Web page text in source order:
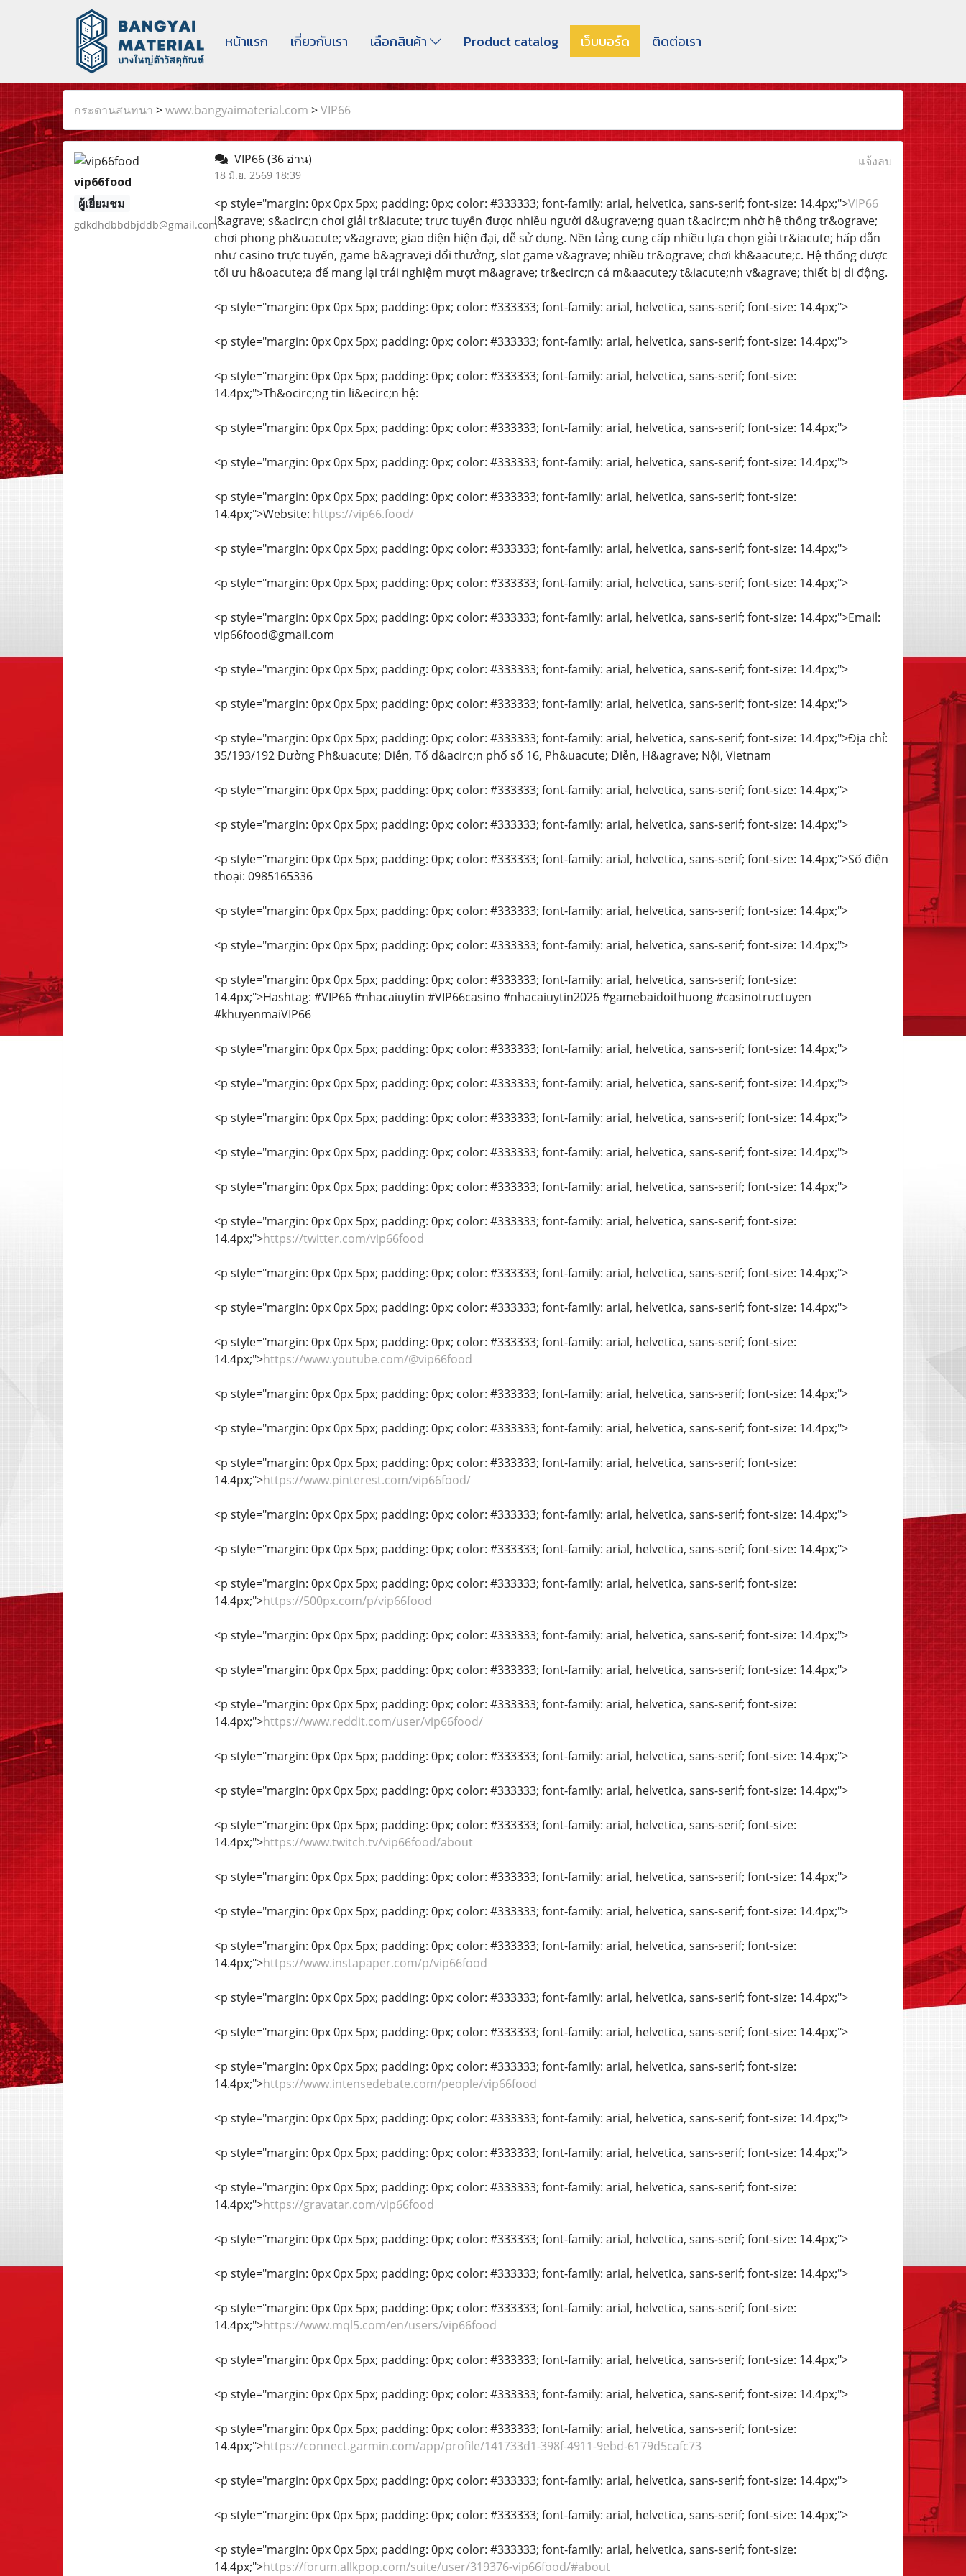
หน้าแรก เกี่ยวกับเรา เลือกสินค้า Product catalog เว็บบอร์ด ติดต่อเรา
กระดานสนทนา >www.bangyaimaterial.com >VIP66
vip66food
ผู้เยี่ยมชม
gdkdhdbbdbjddb@gmail.com
VIP66(36 อ่าน)
18 มิ.ย. 2569 18:39
แจ้งลบ
<p style="margin: 0px 0px 5px; padding: 0px; color: #333333; font-family: arial, helvetica, sans-serif; font-size: 14.4px;">VIP66
l&agrave; s&acirc;n chơi giải tr&iacute; trực tuyến được nhiều người d&ugrave;ng quan t&acirc;m nhờ hệ thống tr&ograve;
chơi phong ph&uacute; v&agrave; giao diện hiện đại, dễ sử dụng. Nền tảng cung cấp nhiều lựa chọn giải tr&iacute; hấp dẫn
như casino trực tuyến, game b&agrave;i đổi thưởng, slot game v&agrave; nhiều tr&ograve; chơi kh&aacute;c. Hệ thống được
tối ưu h&oacute;a để mang lại trải nghiệm mượt m&agrave; tr&ecirc;n cả m&aacute;y t&iacute;nh v&agrave; thiết bị di động.
<p style="margin: 0px 0px 5px; padding: 0px; color: #333333; font-family: arial, helvetica, sans-serif; font-size: 14.4px;">
<p style="margin: 0px 0px 5px; padding: 0px; color: #333333; font-family: arial, helvetica, sans-serif; font-size: 14.4px;">
<p style="margin: 0px 0px 5px; padding: 0px; color: #333333; font-family: arial, helvetica, sans-serif; font-size:
14.4px;">Th&ocirc;ng tin li&ecirc;n hệ:
<p style="margin: 0px 0px 5px; padding: 0px; color: #333333; font-family: arial, helvetica, sans-serif; font-size: 14.4px;">
<p style="margin: 0px 0px 5px; padding: 0px; color: #333333; font-family: arial, helvetica, sans-serif; font-size: 14.4px;">
<p style="margin: 0px 0px 5px; padding: 0px; color: #333333; font-family: arial, helvetica, sans-serif; font-size:
14.4px;">Website: https://vip66.food/
<p style="margin: 0px 0px 5px; padding: 0px; color: #333333; font-family: arial, helvetica, sans-serif; font-size: 14.4px;">
<p style="margin: 0px 0px 5px; padding: 0px; color: #333333; font-family: arial, helvetica, sans-serif; font-size: 14.4px;">
<p style="margin: 0px 0px 5px; padding: 0px; color: #333333; font-family: arial, helvetica, sans-serif; font-size: 14.4px;">Email:
vip66food@gmail.com
<p style="margin: 0px 0px 5px; padding: 0px; color: #333333; font-family: arial, helvetica, sans-serif; font-size: 14.4px;">
<p style="margin: 0px 0px 5px; padding: 0px; color: #333333; font-family: arial, helvetica, sans-serif; font-size: 14.4px;">
<p style="margin: 0px 0px 5px; padding: 0px; color: #333333; font-family: arial, helvetica, sans-serif; font-size: 14.4px;">Địa chỉ:
35/193/192 Đường Ph&uacute; Diễn, Tổ d&acirc;n phố số 16, Ph&uacute; Diễn, H&agrave; Nội, Vietnam
<p style="margin: 0px 0px 5px; padding: 0px; color: #333333; font-family: arial, helvetica, sans-serif; font-size: 14.4px;">
<p style="margin: 0px 0px 5px; padding: 0px; color: #333333; font-family: arial, helvetica, sans-serif; font-size: 14.4px;">
<p style="margin: 0px 0px 5px; padding: 0px; color: #333333; font-family: arial, helvetica, sans-serif; font-size: 14.4px;">Số điện
thoại: 0985165336
<p style="margin: 0px 0px 5px; padding: 0px; color: #333333; font-family: arial, helvetica, sans-serif; font-size: 14.4px;">
<p style="margin: 0px 0px 5px; padding: 0px; color: #333333; font-family: arial, helvetica, sans-serif; font-size: 14.4px;">
<p style="margin: 0px 0px 5px; padding: 0px; color: #333333; font-family: arial, helvetica, sans-serif; font-size:
14.4px;">Hashtag: #VIP66 #nhacaiuytin #VIP66casino #nhacaiuytin2026 #gamebaidoithuong #casinotructuyen
#khuyenmaiVIP66
<p style="margin: 0px 0px 5px; padding: 0px; color: #333333; font-family: arial, helvetica, sans-serif; font-size: 14.4px;">
<p style="margin: 0px 0px 5px; padding: 0px; color: #333333; font-family: arial, helvetica, sans-serif; font-size: 14.4px;">
<p style="margin: 0px 0px 5px; padding: 0px; color: #333333; font-family: arial, helvetica, sans-serif; font-size: 14.4px;">
<p style="margin: 0px 0px 5px; padding: 0px; color: #333333; font-family: arial, helvetica, sans-serif; font-size: 14.4px;">
<p style="margin: 0px 0px 5px; padding: 0px; color: #333333; font-family: arial, helvetica, sans-serif; font-size: 14.4px;">
<p style="margin: 0px 0px 5px; padding: 0px; color: #333333; font-family: arial, helvetica, sans-serif; font-size:
14.4px;">https://twitter.com/vip66food
<p style="margin: 0px 0px 5px; padding: 0px; color: #333333; font-family: arial, helvetica, sans-serif; font-size: 14.4px;">
<p style="margin: 0px 0px 5px; padding: 0px; color: #333333; font-family: arial, helvetica, sans-serif; font-size: 14.4px;">
<p style="margin: 0px 0px 5px; padding: 0px; color: #333333; font-family: arial, helvetica, sans-serif; font-size:
14.4px;">https://www.youtube.com/@vip66food
<p style="margin: 0px 0px 5px; padding: 0px; color: #333333; font-family: arial, helvetica, sans-serif; font-size: 14.4px;">
<p style="margin: 0px 0px 5px; padding: 0px; color: #333333; font-family: arial, helvetica, sans-serif; font-size: 14.4px;">
<p style="margin: 0px 0px 5px; padding: 0px; color: #333333; font-family: arial, helvetica, sans-serif; font-size:
14.4px;">https://www.pinterest.com/vip66food/
<p style="margin: 0px 0px 5px; padding: 0px; color: #333333; font-family: arial, helvetica, sans-serif; font-size: 14.4px;">
<p style="margin: 0px 0px 5px; padding: 0px; color: #333333; font-family: arial, helvetica, sans-serif; font-size: 14.4px;">
<p style="margin: 0px 0px 5px; padding: 0px; color: #333333; font-family: arial, helvetica, sans-serif; font-size:
14.4px;">https://500px.com/p/vip66food
<p style="margin: 0px 0px 5px; padding: 0px; color: #333333; font-family: arial, helvetica, sans-serif; font-size: 14.4px;">
<p style="margin: 0px 0px 5px; padding: 0px; color: #333333; font-family: arial, helvetica, sans-serif; font-size: 14.4px;">
<p style="margin: 0px 0px 5px; padding: 0px; color: #333333; font-family: arial, helvetica, sans-serif; font-size:
14.4px;">https://www.reddit.com/user/vip66food/
<p style="margin: 0px 0px 5px; padding: 0px; color: #333333; font-family: arial, helvetica, sans-serif; font-size: 14.4px;">
<p style="margin: 0px 0px 5px; padding: 0px; color: #333333; font-family: arial, helvetica, sans-serif; font-size: 14.4px;">
<p style="margin: 0px 0px 5px; padding: 0px; color: #333333; font-family: arial, helvetica, sans-serif; font-size:
14.4px;">https://www.twitch.tv/vip66food/about
<p style="margin: 0px 0px 5px; padding: 0px; color: #333333; font-family: arial, helvetica, sans-serif; font-size: 14.4px;">
<p style="margin: 0px 0px 5px; padding: 0px; color: #333333; font-family: arial, helvetica, sans-serif; font-size: 14.4px;">
<p style="margin: 0px 0px 5px; padding: 0px; color: #333333; font-family: arial, helvetica, sans-serif; font-size:
14.4px;">https://www.instapaper.com/p/vip66food
<p style="margin: 0px 0px 5px; padding: 0px; color: #333333; font-family: arial, helvetica, sans-serif; font-size: 14.4px;">
<p style="margin: 0px 0px 5px; padding: 0px; color: #333333; font-family: arial, helvetica, sans-serif; font-size: 14.4px;">
<p style="margin: 0px 0px 5px; padding: 0px; color: #333333; font-family: arial, helvetica, sans-serif; font-size:
14.4px;">https://www.intensedebate.com/people/vip66food
<p style="margin: 0px 0px 5px; padding: 0px; color: #333333; font-family: arial, helvetica, sans-serif; font-size: 14.4px;">
<p style="margin: 0px 0px 5px; padding: 0px; color: #333333; font-family: arial, helvetica, sans-serif; font-size: 14.4px;">
<p style="margin: 0px 0px 5px; padding: 0px; color: #333333; font-family: arial, helvetica, sans-serif; font-size:
14.4px;">https://gravatar.com/vip66food
<p style="margin: 0px 0px 5px; padding: 0px; color: #333333; font-family: arial, helvetica, sans-serif; font-size: 14.4px;">
<p style="margin: 0px 0px 5px; padding: 0px; color: #333333; font-family: arial, helvetica, sans-serif; font-size: 14.4px;">
<p style="margin: 0px 0px 5px; padding: 0px; color: #333333; font-family: arial, helvetica, sans-serif; font-size:
14.4px;">https://www.mql5.com/en/users/vip66food
<p style="margin: 0px 0px 5px; padding: 0px; color: #333333; font-family: arial, helvetica, sans-serif; font-size: 14.4px;">
<p style="margin: 0px 0px 5px; padding: 0px; color: #333333; font-family: arial, helvetica, sans-serif; font-size: 14.4px;">
<p style="margin: 0px 0px 5px; padding: 0px; color: #333333; font-family: arial, helvetica, sans-serif; font-size:
14.4px;">https://connect.garmin.com/app/profile/141733d1-398f-4911-9ebd-6179d5cafc73
<p style="margin: 0px 0px 5px; padding: 0px; color: #333333; font-family: arial, helvetica, sans-serif; font-size: 14.4px;">
<p style="margin: 0px 0px 5px; padding: 0px; color: #333333; font-family: arial, helvetica, sans-serif; font-size: 14.4px;">
<p style="margin: 0px 0px 5px; padding: 0px; color: #333333; font-family: arial, helvetica, sans-serif; font-size:
14.4px;">https://forum.allkpop.com/suite/user/319376-vip66food/#about